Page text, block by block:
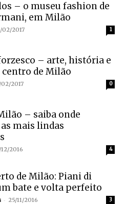
– o museu fashion de
em Milão
02/2017 1
– arte, história e
de Milão
02/2017 0
– saiba onde
mais lindas
2016 4
de Milão: Piani di
bate e volta perfeito
- 25/11/2016 3